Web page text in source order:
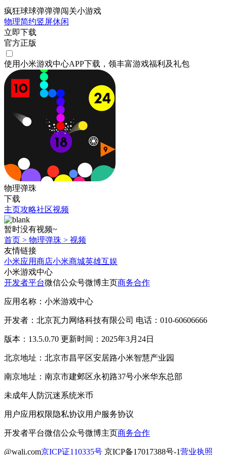
疯狂球球弹弹弹闯关小游戏
物理简约竖屏休闲
立即下载
官方正版
使用小米游戏中心APP下载 ，领丰富游戏福利 及礼包
物理弹珠
下载
主页攻略社区视频
暂时没有视频~
首页 > 物理弹珠 > 视频
友情链接
小米应用商店小米商城英雄互娱
小米游戏中心
开发者平台微信公众号微博主页商务合作
应用名称：小米游戏中心
开发者：北京瓦力网络科技有限公司 电话：010-60606666
版本：13.5.0.70 更新时间：2025年3月24日
北京地址：北京市昌平区安居路小米智慧产业园
南京地址：南京市建邺区永初路37号小米华东总部
未成年人防沉迷系统米币
用户应用权限隐私协议用户服务协议
开发者平台微信公众号微博主页商务合作
@wali.com京ICP证110335号 京ICP备17017388号-1营业执照